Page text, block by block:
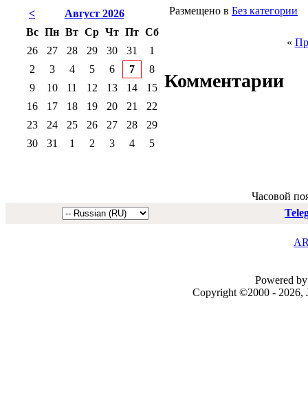
Размещено в Без категории
«
Комментарии
<
Август 2026
Вс Пн Вт Ср Чт Пт Сб
26
27 28 29 30 31
1
2
3 4 5 6 7
8
9
10 11 12 13 14
15
16
17 18 19 20 21
22
23
24 25 26 27 28
29
30
31 1 2 3 4 5
Часовой
Powered
Copyright ©2000 - 2026,